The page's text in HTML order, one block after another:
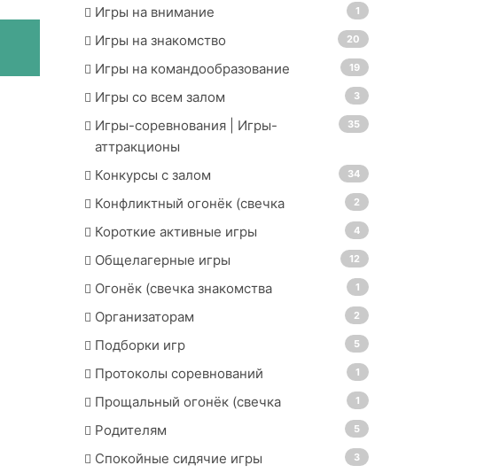
Игры на внимание 1
Игры на знакомство 20
Игры на командообразование 19
Игры со всем залом 3
Игры-соревнования | Игры-
аттракционы
35
Конкурсы с залом 34
Конфликтный огонёк (свечка 2
Короткие активные игры 4
Общелагерные игры 12
Огонёк (свечка знакомства 1
Организаторам 2
Подборки игр 5
Протоколы соревнований 1
Прощальный огонёк (свечка 1
Родителям 5
Спокойные сидячие игры 3